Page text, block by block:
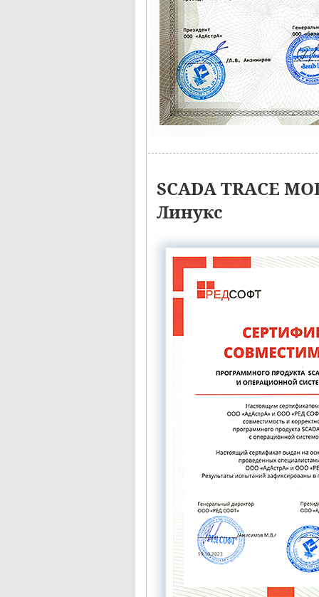
SCADA TRACE
Линукс